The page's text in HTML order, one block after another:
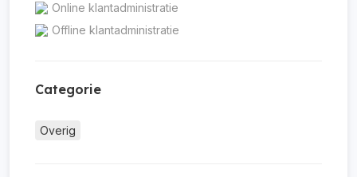
Online klantadministratie
Offline klantadministratie
Categorie
Overig